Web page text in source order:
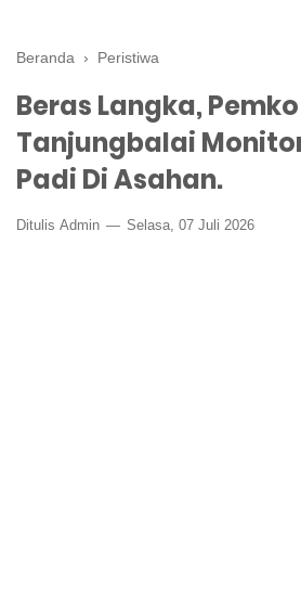
Beranda › Peristiwa
Beras Langka, Pemko
Tanjungbalai
Padi Di Asahan.
Ditulis Admin Selasa, 07 Juli 2026